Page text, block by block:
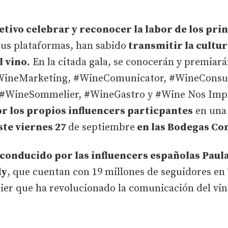
celebrar y reconocer la labor de los
plataformas, han sabido transmitir la
vino. En la citada gala, se conocerán y
#WineComunicator,
#WineGastro y #Wine Nos
los propios influencers particpantes en
viernes 27 de septiembre en las Bodegas
por las influencers españolas
, que cuentan con 19 millones de seguidores
que ha revolucionado la comunicación del